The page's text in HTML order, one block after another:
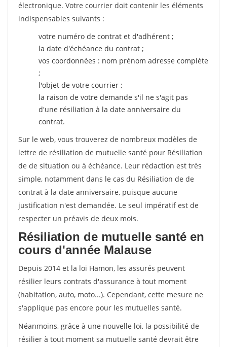
électronique. Votre courrier doit contenir les éléments
indispensables suivants :
votre numéro de contrat et d'adhérent ;
la date d'échéance du contrat ;
vos coordonnées : nom prénom adresse complète
;
l'objet de votre courrier ;
la raison de votre demande s'il ne s'agit pas
d'une résiliation à la date anniversaire du
contrat.
Sur le web, vous trouverez de nombreux modèles de
lettre de résiliation de mutuelle santé pour Résiliation
de de situation ou à échéance. Leur rédaction est très
simple, notamment dans le cas du Résiliation de de
contrat à la date anniversaire, puisque aucune
justification n'est demandée. Le seul impératif est de
respecter un préavis de deux mois.
Résiliation de mutuelle santé en
cours d'année Malause
Depuis 2014 et la loi Hamon, les assurés peuvent
résilier leurs contrats d'assurance à tout moment
(habitation, auto, moto...). Cependant, cette mesure ne
s'applique pas encore pour les mutuelles santé.
Néanmoins, grâce à une nouvelle loi, la possibilité de
résilier à tout moment sa mutuelle santé devrait être